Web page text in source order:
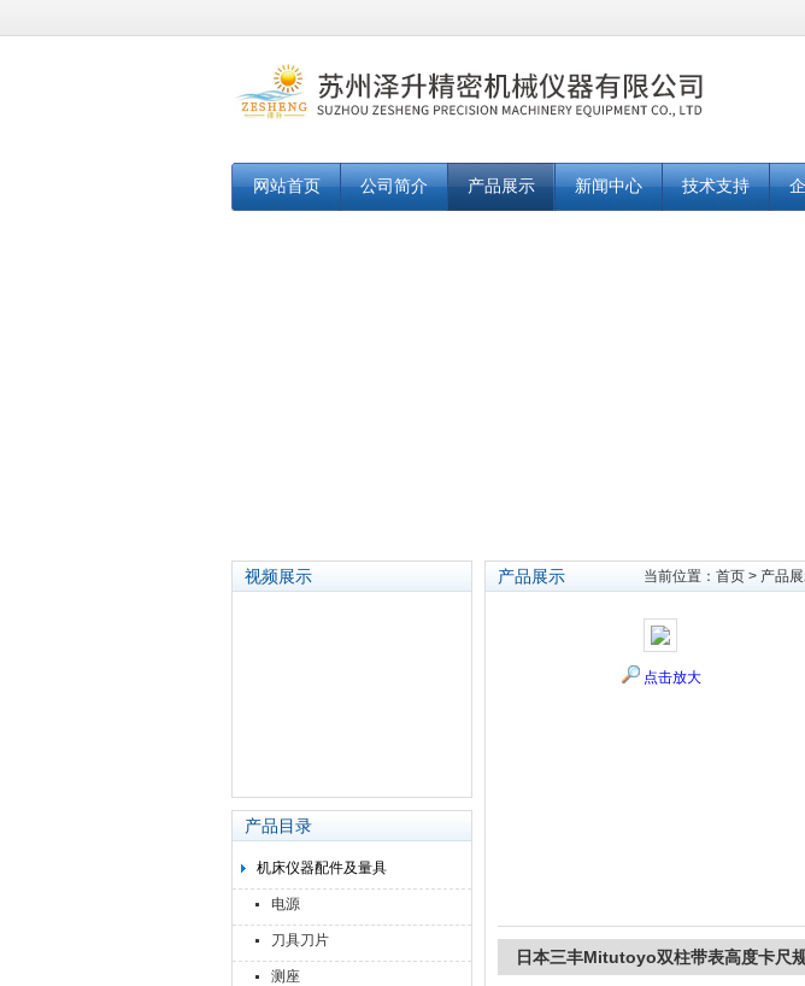
网站首页 公司简介 产品展示 新闻中心 技术支持
视频展示
产品目录
机床仪器配件及量具
电源
刀具刀片
测座
产品展示 当前位置： 首页 > 产品
点击放大
日本三丰Mitutoyo双柱带表高度卡尺